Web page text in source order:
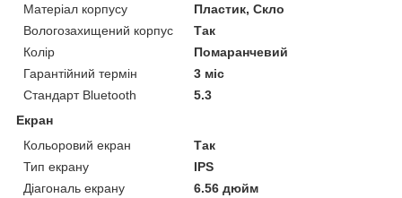
Матеріал корпусу
Пластик, Скло
Вологозахищений корпус
Так
Колір
Помаранчевий
Гарантійний термін
3 міс
Стандарт Bluetooth
5.3
Екран
Кольоровий екран
Так
Тип екрану
IPS
Діагональ екрану
6.56 дюйм